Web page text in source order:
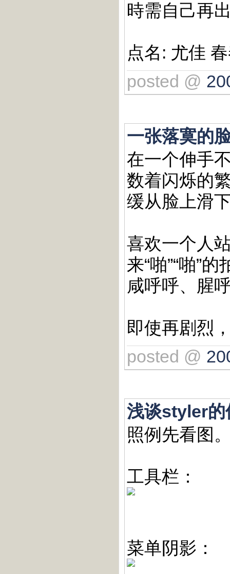
時需自己再
点名: 尤佳
posted @
一张落寞的
在一个伸手
数着闪烁的
缓从脸上滑
喜欢一个人
来“啪”“啪”
咸呼呼、腥
即使再剧烈
posted @
浅谈styler的
照例先看图
工具栏：
菜单阴影：